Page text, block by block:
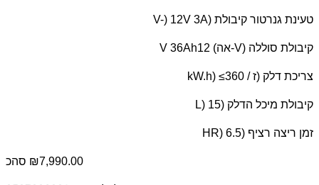
טעינת גנרטור קיבולת (V-) 12V 3A
קיבולת סוללה (V-אה) 12 V 36Ah
צריכת דלק (ז / kW.h) ≤360
קיבולת מיכל הדלק (L) 15
זמן ריצה רציף (HR) 6.5
₪7,990.00